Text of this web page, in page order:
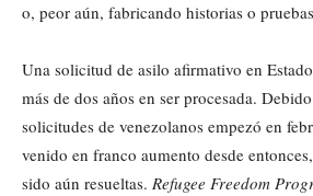
o, peor aún, fabricando historias o
Una solicitud de asilo afirmativo en
más de dos años en ser procesada.
solicitudes de venezolanos empezó en
venido en franco aumento desde
sido aún resueltas. Refugee Freedom